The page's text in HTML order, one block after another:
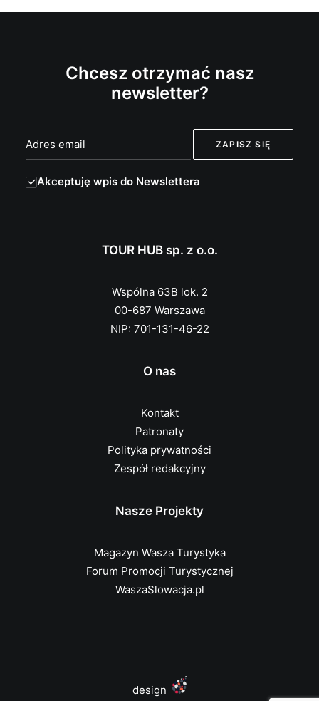
Chcesz otrzymać nasz
newsletter?
Akceptuję wpis do Newslettera
TOUR HUB sp. z o.o.
Wspólna 63B lok. 2
00-687 Warszawa
NIP: 701-131-46-22
O nas
Kontakt
Patronaty
Polityka prywatności
Zespół redakcyjny
Nasze Projekty
Magazyn Wasza Turystyka
Forum Promocji Turystycznej
WaszaSlowacja.pl
design